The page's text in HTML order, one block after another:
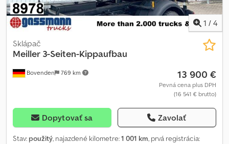
DISPOZÍCII JE VIAC VOZIDIEL: Cedpfeym N H Sjx Alcoha
1 / 4
Bovenden 769 km
Sklápač
Meiller 3-Seiten-Kippaufbau
13 900 €
Pevná cena plus DPH
(16 541 € brutto)
Dopytovať sa Zavolať
Stav: použitý, najazdené kilometre:1 001 km, prvá registrácia: